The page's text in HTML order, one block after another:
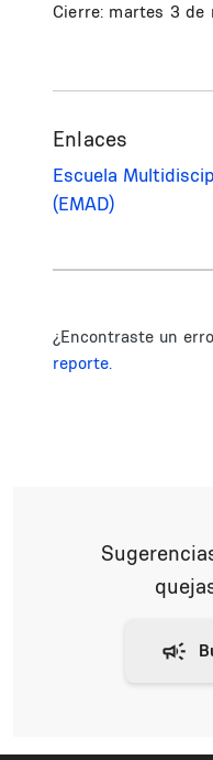
Cierre: martes 3 de
Enlaces
Escuela
(EMAD)
¿Encontraste un
reporte.